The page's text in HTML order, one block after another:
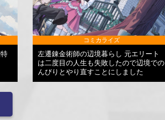
コミカライズ
左遷錬金術師の辺境暮らし 元エリート
は二度目の人生も失敗したので辺境での
んびりとやり直すことにしました